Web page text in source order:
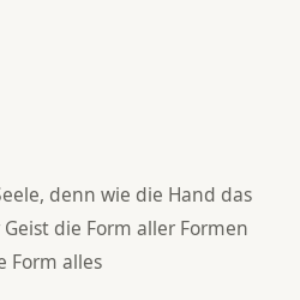
denn wie die Hand das
die Form aller Formen
Form alles